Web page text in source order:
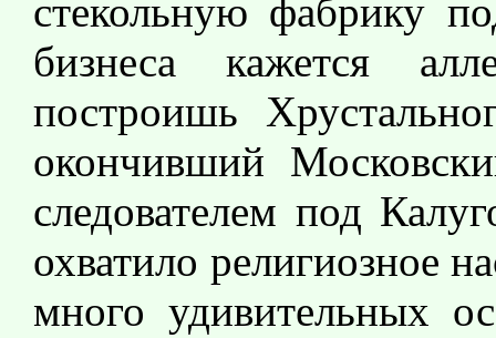
стекольную фабрику
бизнеса кажется
построишь
окончивший
следователем под
охватило религиозное
много удивительных